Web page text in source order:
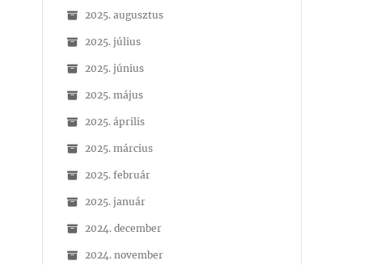
2025. augusztus
2025. július
2025. június
2025. május
2025. április
2025. március
2025. február
2025. január
2024. december
2024. november